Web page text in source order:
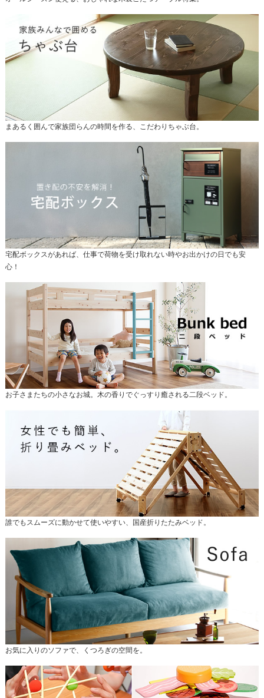
まあるく囲んで家族団らんの時間を作る、こだわりちゃぶ台。
宅配ボックスがあれば、仕事で荷物を受け取れない時やお出かけの日でも安
心！
お子さまたちの小さなお城。木の香りでぐっすり癒される二段ベッド。
誰でもスムーズに動かせて使いやすい、国産折りたたみベッド。
お気に入りのソファで、くつろぎの空間を。